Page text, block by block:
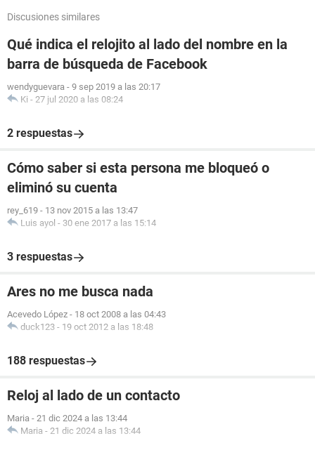
Discusiones similares
Qué indica el relojito al lado del nombre en la
barra de búsqueda de Facebook
wendyguevara - 9 sep 2019 a las 20:17
Ki - 27 jul 2020 a las 08:24
2 respuestas
Cómo saber si esta persona me bloqueó o
eliminó su cuenta
rey_619 - 13 nov 2015 a las 13:47
Luis ayol - 30 ene 2017 a las 15:14
3 respuestas
Ares no me busca nada
Acevedo López - 18 oct 2008 a las 04:43
duck123 - 19 oct 2012 a las 18:48
188 respuestas
Reloj al lado de un contacto
Maria - 21 dic 2024 a las 13:44
Maria - 21 dic 2024 a las 13:44